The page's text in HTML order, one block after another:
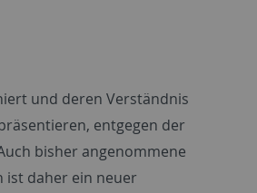
und deren Verständnis
entgegen der
bisher angenommene
ist daher ein neuer